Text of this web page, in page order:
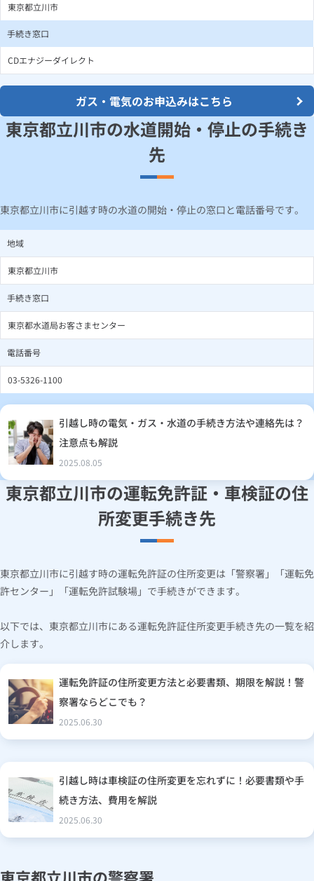
東京都立川市
手続き窓口
CDエナジーダイレクト
ガス・電気のお申込みはこちら
東京都立川市の水道開始・停止の手続き
先
東京都立川市に引越す時の水道の開始・停止の窓口と電話番号です。
地域
東京都立川市
手続き窓口
東京都水道局お客さまセンター
電話番号
03-5326-1100
引越し時の電気・ガス・水道の手続き方法や連絡先は？
注意点も解説
2025.08.05
東京都立川市の運転免許証・車検証の住
所変更手続き先
東京都立川市に引越す時の運転免許証の住所変更は「警察署」「運転免
許センター」「運転免許試験場」で手続きができます。
以下では、東京都立川市にある運転免許証住所変更手続き先の一覧を紹
介します。
運転免許証の住所変更方法と必要書類、期限を解説！警
察署ならどこでも？
2025.06.30
引越し時は車検証の住所変更を忘れずに！必要書類や手
続き方法、費用を解説
2025.06.30